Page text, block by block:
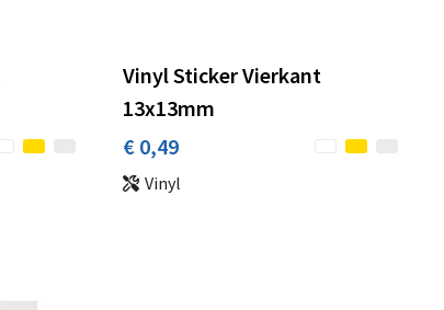
Vinyl Sticker Vierkant
13x13mm
€ 0,49
Vinyl